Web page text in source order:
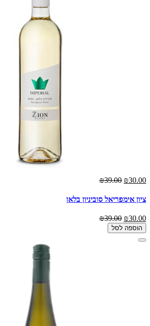
₪30.00
₪39.00
ציון אימפריאל סוביניון בלאן
₪30.00
₪39.00
הוספה לסל